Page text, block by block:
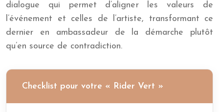
dialogue qui permet d’aligner les valeurs de
l’événement et celles de l’artiste, transformant ce
dernier en ambassadeur de la démarche plutôt
qu’en source de contradiction.
Checklist pour votre « Rider Vert »